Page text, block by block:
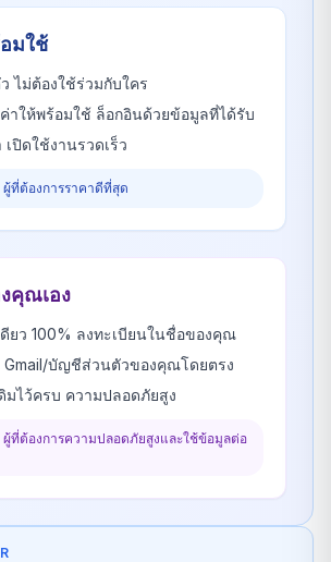
มใช้
ไม่ต้องใช้ร่วมกับใคร
าให้พร้อมใช้ ล็อกอินด้วยข้อมูลที่ได้รับ
ปิดใช้งานรวดเร็ว
ผู้ที่ต้องการราคาดีที่สุด
คุณเอง
ยว 100% ลงทะเบียนในชื่อของคุณ
Gmail/บัญชีส่วนตัวของคุณโดยตรง
มไว้ครบ ความปลอดภัยสูง
ผู้ที่ต้องการความปลอดภัยสูงและใช้ข้อมูลต่อ